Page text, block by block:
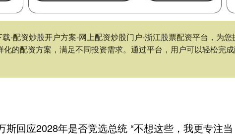
-配资炒股开户方案-网上配资炒股门户-浙江股票配资平台，为
的配资方案，满足不同投资需求。通过平台，用户可以轻松完
斯回应2028年是否竞选总统 “不想这些，我更专注当